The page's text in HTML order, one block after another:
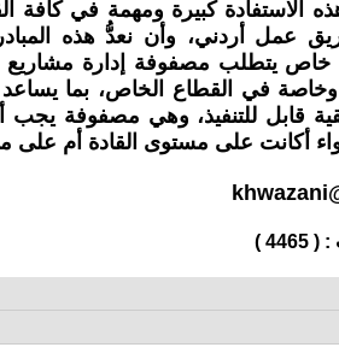
الاستفادة كبيرة ومهمة في كافة
عمل أردني، وأن نعدُّ هذه
يتطلب مصفوفة إدارة مشاريع
وخاصة في القطاع الخاص، بما
قابل للتنفيذ، وهي مصفوفة يجب
أكانت على مستوى القادة أم
)